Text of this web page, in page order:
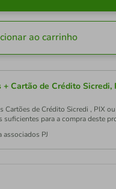
ao carrinho
+ Cartão de Crédito Sicredi,
Cartões de Crédito Sicredi , PIX
suficientes para a compra deste
PJ